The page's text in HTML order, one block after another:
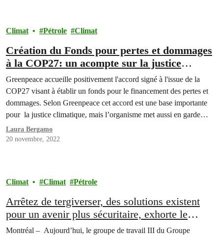
Climat Pétrole Climat
Création du Fonds pour pertes et dommages
à la COP27: un acompte sur la justice
climatique
Greenpeace accueille positivement l'accord signé à l'issue de la
COP27 visant à établir un fonds pour le financement des pertes et
dommages. Selon Greenpeace cet accord est une base importante
pour la justice climatique, mais l’organisme met aussi en garde
contre le statu quo politique.
Laura Bergamo
20 novembre, 2022
Climat Climat Pétrole
Arrêtez de tergiverser, des solutions existent
pour un avenir plus sécuritaire, exhorte le
dernier rapport du GIEC￼
Montréal – Aujourd’hui, le groupe de travail III du Groupe